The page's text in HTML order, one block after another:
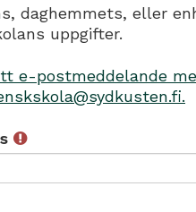
daghemmets, eller
uppgifter.
e-postmeddelande